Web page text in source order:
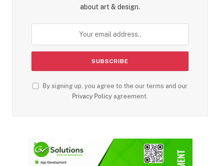
about art & design.
By signing up, you agree to the our terms and our
Privacy Policy agreement.